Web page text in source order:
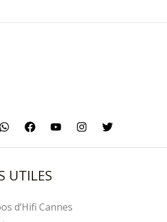
UTILES
d’Hifi Cannes